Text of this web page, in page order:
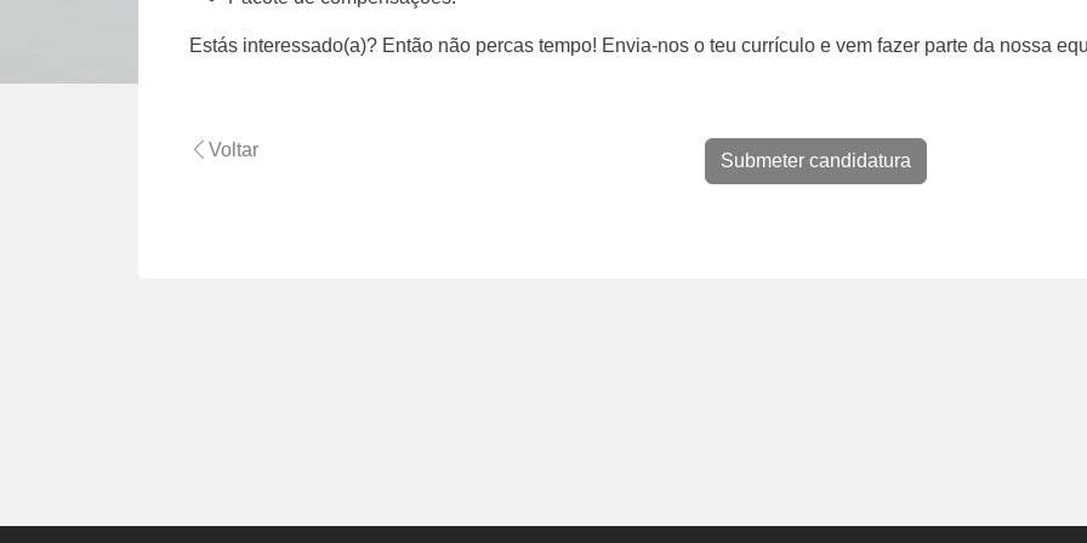
Estás interessado(a)? Então não percas tempo! Envia-nos o teu currículo e vem fazer parte da nossa
Voltar
Submeter candidatura